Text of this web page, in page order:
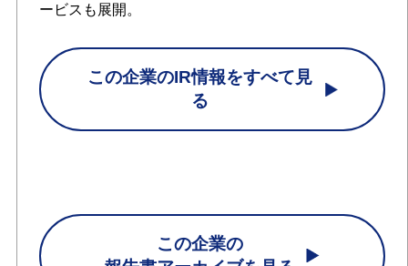
ービスも展開。
この企業のIR情報をすべて見
る
この企業の